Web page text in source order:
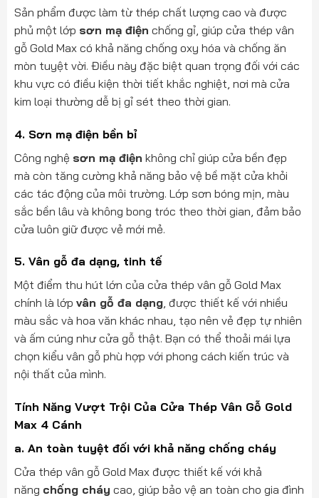
Sản phẩm được làm từ thép chất lượng cao và được
phủ một lớp sơn mạ điện chống gỉ, giúp cửa thép vân
gỗ Gold Max có khả năng chống oxy hóa và chống ăn
mòn tuyệt vời. Điều này đặc biệt quan trọng đối với các
khu vực có điều kiện thời tiết khắc nghiệt, nơi mà cửa
kim loại thường dễ bị gỉ sét theo thời gian.
4. Sơn mạ điện bền bỉ
Công nghệ sơn mạ điện không chỉ giúp cửa bền đẹp
mà còn tăng cường khả năng bảo vệ bề mặt cửa khỏi
các tác động của môi trường. Lớp sơn bóng mịn, màu
sắc bền lâu và không bong tróc theo thời gian, đảm bảo
cửa luôn giữ được vẻ mới mẻ.
5. Vân gỗ đa dạng, tinh tế
Một điểm thu hút lớn của cửa thép vân gỗ Gold Max
chính là lớp vân gỗ đa dạng, được thiết kế với nhiều
màu sắc và hoa văn khác nhau, tạo nên vẻ đẹp tự nhiên
và ấm cúng như cửa gỗ thật. Bạn có thể thoải mái lựa
chọn kiểu vân gỗ phù hợp với phong cách kiến trúc và
nội thất của mình.
Tính Năng Vượt Trội Của Cửa Thép Vân Gỗ Gold
Max 4 Cánh
a. An toàn tuyệt đối với khả năng chống cháy
Cửa thép vân gỗ Gold Max được thiết kế với khả
năng chống cháy cao, giúp bảo vệ an toàn cho gia đình